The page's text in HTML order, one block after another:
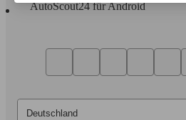
AutoScout24 für Android